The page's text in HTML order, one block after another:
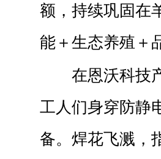
额，持续巩固在
能＋生态养殖＋
在恩沃科技
工人们身穿防静
备。焊花飞溅，